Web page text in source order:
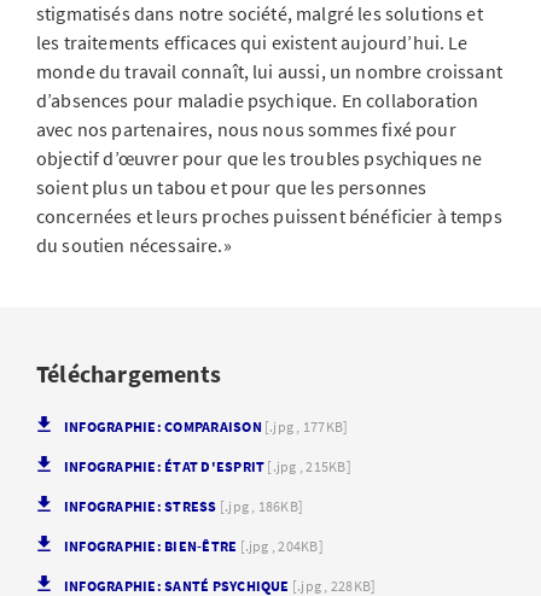
stigmatisés dans notre société, malgré les solutions et
les traitements efficaces qui existent aujourd’hui. Le
monde du travail connaît, lui aussi, un nombre croissant
d’absences pour maladie psychique. En collaboration
avec nos partenaires, nous nous sommes fixé pour
objectif d’œuvrer pour que les troubles psychiques ne
soient plus un tabou et pour que les personnes
concernées et leurs proches puissent bénéficier à temps
du soutien nécessaire.»
Téléchargements
INFOGRAPHIE: COMPARAISON [.jpg , 177KB]
INFOGRAPHIE: ÉTAT D'ESPRIT [.jpg , 215KB]
INFOGRAPHIE: STRESS [.jpg , 186KB]
INFOGRAPHIE: BIEN-ÊTRE [.jpg , 204KB]
INFOGRAPHIE: SANTÉ PSYCHIQUE [.jpg , 228KB]